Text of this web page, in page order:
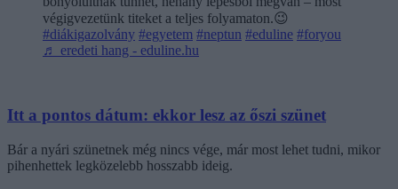
végigvezetünk titeket a teljes folyamaton.😉
#diákigazolvány #egyetem #neptun #eduline #foryou
♬ eredeti hang - eduline.hu
Itt a pontos dátum: ekkor lesz az őszi szünet
Bár a nyári szünetnek még nincs vége, már most lehet tudni, mikor
pihenhettek legközelebb hosszabb ideig.